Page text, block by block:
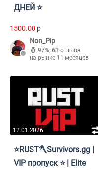
ДНЕЙ ⭐
1500.00 p
Non_Pip
97%, 63 отзыва
на рынке 11 месяцев
12.01.2026
⭐RUST🪓Survivors.gg |
VIP пропуск ⭐ | Elite